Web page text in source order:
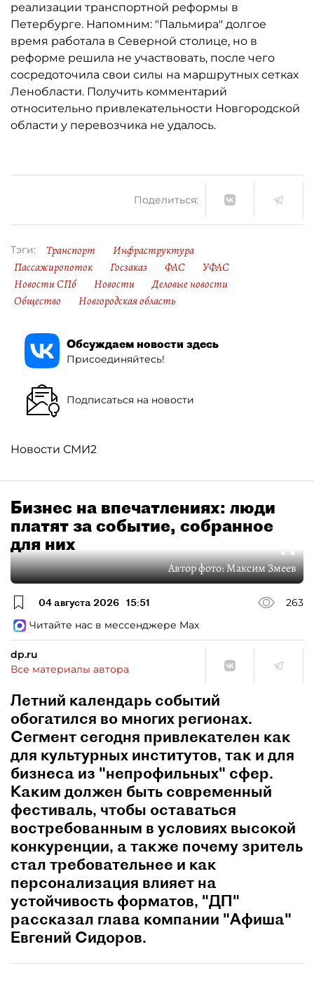
реализации транспортной реформы в
Петербурге. Напомним: "Пальмира" долгое
время работала в Северной столице, но в
реформе решила не участвовать, после чего
сосредоточила свои силы на маршрутных сетках
Ленобласти. Получить комментарий
относительно привлекательности Новгородской
области у перевозчика не удалось.
Поделиться:
Тэги: Транспорт
Инфраструктура
Пассажиропоток
Госзаказ ФАС
УФАС
Новости СПб
Новости
Деловые новости
Общество
Новгородская область
Обсуждаем новости здесь
Присоединяйтесь!
Подписаться на новости
Новости СМИ2
Бизнес на впечатлениях: люди
платят за событие, собранное
для них
Автор фото:Максим Змеев
04 августа 2026 15:51
263
Читайте нас в мессенджере Max
dp.ru
Все материалы автора
Летний календарь событий
обогатился во многих регионах.
Сегмент сегодня привлекателен как
для культурных институтов, так и для
бизнеса из "непрофильных" сфер.
Каким должен быть современный
фестиваль, чтобы оставаться
востребованным в условиях высокой
конкуренции, а также почему зритель
стал требовательнее и как
персонализация влияет на
устойчивость форматов, "ДП"
рассказал глава компании "Афиша"
Евгений Сидоров.